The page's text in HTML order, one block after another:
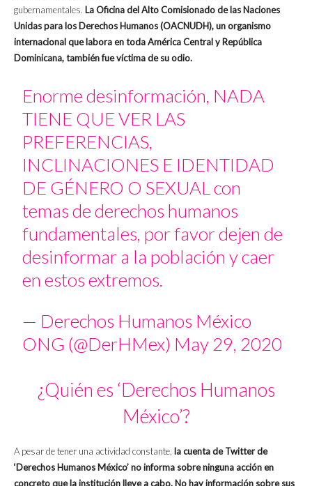
gubernamentales. La Oficina del Alto Comisionado de las Naciones
Unidas para los Derechos Humanos (OACNUDH), un organismo
internacional que labora en toda América Central y República
Dominicana, también fue víctima de su odio.
Enorme desinformación, NADA
TIENE QUE VER LAS
PREFERENCIAS,
INCLINACIONES E IDENTIDAD
DE GÉNERO O SEXUAL con
temas de derechos humanos
fundamentales, por favor dejen de
desinformar a la población y caer
en estos extremos.
— Derechos Humanos México
ONG (@DerHMex) May 29, 2020
¿Quién es ‘Derechos Humanos
México’?
A pesar de tener una actividad constante, la cuenta de Twitter de
‘Derechos Humanos México’ no informa sobre ninguna acción en
concreto que la institución lleve a cabo. No hay información sobre sus